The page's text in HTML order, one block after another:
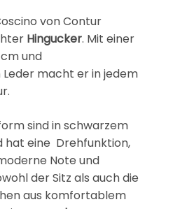
von Contur
Hingucker. Mit einer
und
macht er in jedem
sind in schwarzem
hat eine Drehfunktion,
Note und
der Sitz als auch die
aus komfortablem